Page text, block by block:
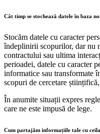
Cât timp se stochează datele în baza
Stocăm datele cu caracter
îndeplinirii scopurilor, dar nu
contractului sau ultima
perioadei, datele cu caracter
informatice sau transformate
scopuri de cercetare
În anumite situații expres
care ne este impusă de lege.
Cum partajăm informațiile tale cu